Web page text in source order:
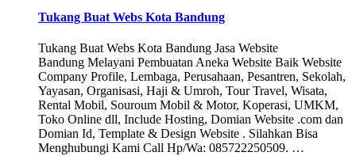
Tukang Buat Webs Kota Bandung
Tukang Buat Webs Kota Bandung Jasa Website
Bandung Melayani Pembuatan Aneka Website Baik Website
Company Profile, Lembaga, Perusahaan, Pesantren, Sekolah,
Yayasan, Organisasi, Haji & Umroh, Tour Travel, Wisata,
Rental Mobil, Souroum Mobil & Motor, Koperasi, UMKM,
Toko Online dll, Include Hosting, Domian Website .com dan
Domian Id, Template & Design Website . Silahkan Bisa
Menghubungi Kami Call Hp/Wa: 085722250509. …